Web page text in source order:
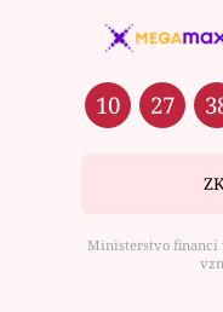
10 27
Ministerstvo financí